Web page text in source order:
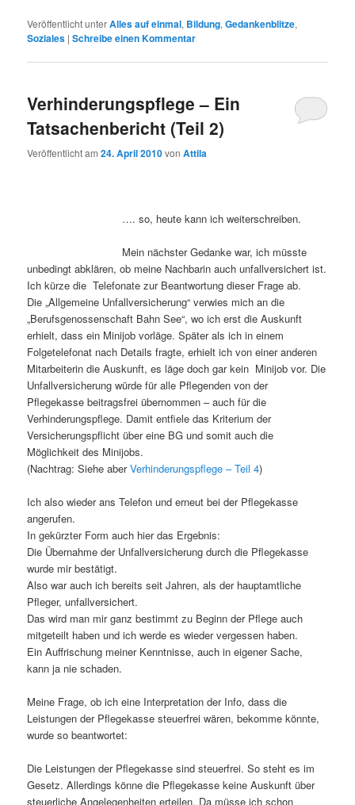
Veröffentlicht unterAlles auf einmal, Bildung,Gedankenblitze,
Soziales |Schreibe einen Kommentar
Verhinderungspflege – Ein
Tatsachenbericht (Teil 2)
Veröffentlicht am24. April 2010vonAttila
…. so, heute kann ich weiterschreiben.
Mein nächster Gedanke war, ich müsste
unbedingt abklären, ob meine Nachbarin auch unfallversichert ist.
Ich kürze die Telefonate zur Beantwortung dieser Frage ab.
Die „Allgemeine Unfallversicherung“ verwies mich an die
„Berufsgenossenschaft Bahn See“, wo ich erst die Auskunft
erhielt, dass ein Minijob vorläge. Später als ich in einem
Folgetelefonat nach Details fragte, erhielt ich von einer anderen
Mitarbeiterin die Auskunft, es läge doch gar kein Minijob vor. Die
Unfallversicherung würde für alle Pflegenden von der
Pflegekasse beitragsfrei übernommen – auch für die
Verhinderungspflege. Damit entfiele das Kriterium der
Versicherungspflicht über eine BG und somit auch die
Möglichkeit des Minijobs.
(Nachtrag: Siehe aberVerhinderungspflege – Teil 4)
Ich also wieder ans Telefon und erneut bei der Pflegekasse
angerufen.
In gekürzter Form auch hier das Ergebnis:
Die Übernahme der Unfallversicherung durch die Pflegekasse
wurde mir bestätigt.
Also war auch ich bereits seit Jahren, als der hauptamtliche
Pfleger, unfallversichert.
Das wird man mir ganz bestimmt zu Beginn der Pflege auch
mitgeteilt haben und ich werde es wieder vergessen haben.
Ein Auffrischung meiner Kenntnisse, auch in eigener Sache,
kann ja nie schaden.
Meine Frage, ob ich eine Interpretation der Info, dass die
Leistungen der Pflegekasse steuerfrei wären, bekomme könnte,
wurde so beantwortet:
Die Leistungen der Pflegekasse sind steuerfrei. So steht es im
Gesetz. Allerdings könne die Pflegekasse keine Auskunft über
steuerliche Angelegenheiten erteilen. Da müsse ich schon